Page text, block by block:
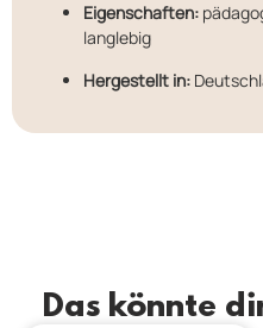
Eigenschaften:
langlebig
Hergestellt in:
Das könnte